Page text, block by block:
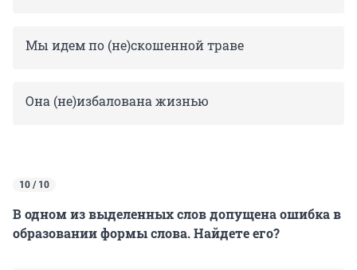
Мы идем по (не)скошенной траве
Она (не)избалована жизнью
10 / 10
В одном из выделенных слов допущена ошибка в
образовании формы слова. Найдете его?